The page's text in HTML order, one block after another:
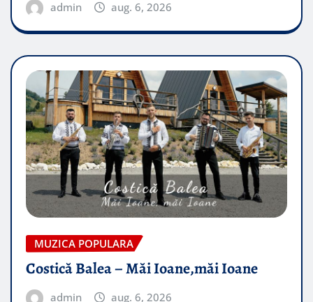
admin aug. 6, 2026
MUZICA POPULARA
Costică Balea – Măi Ioane,măi Ioane
admin aug. 6, 2026